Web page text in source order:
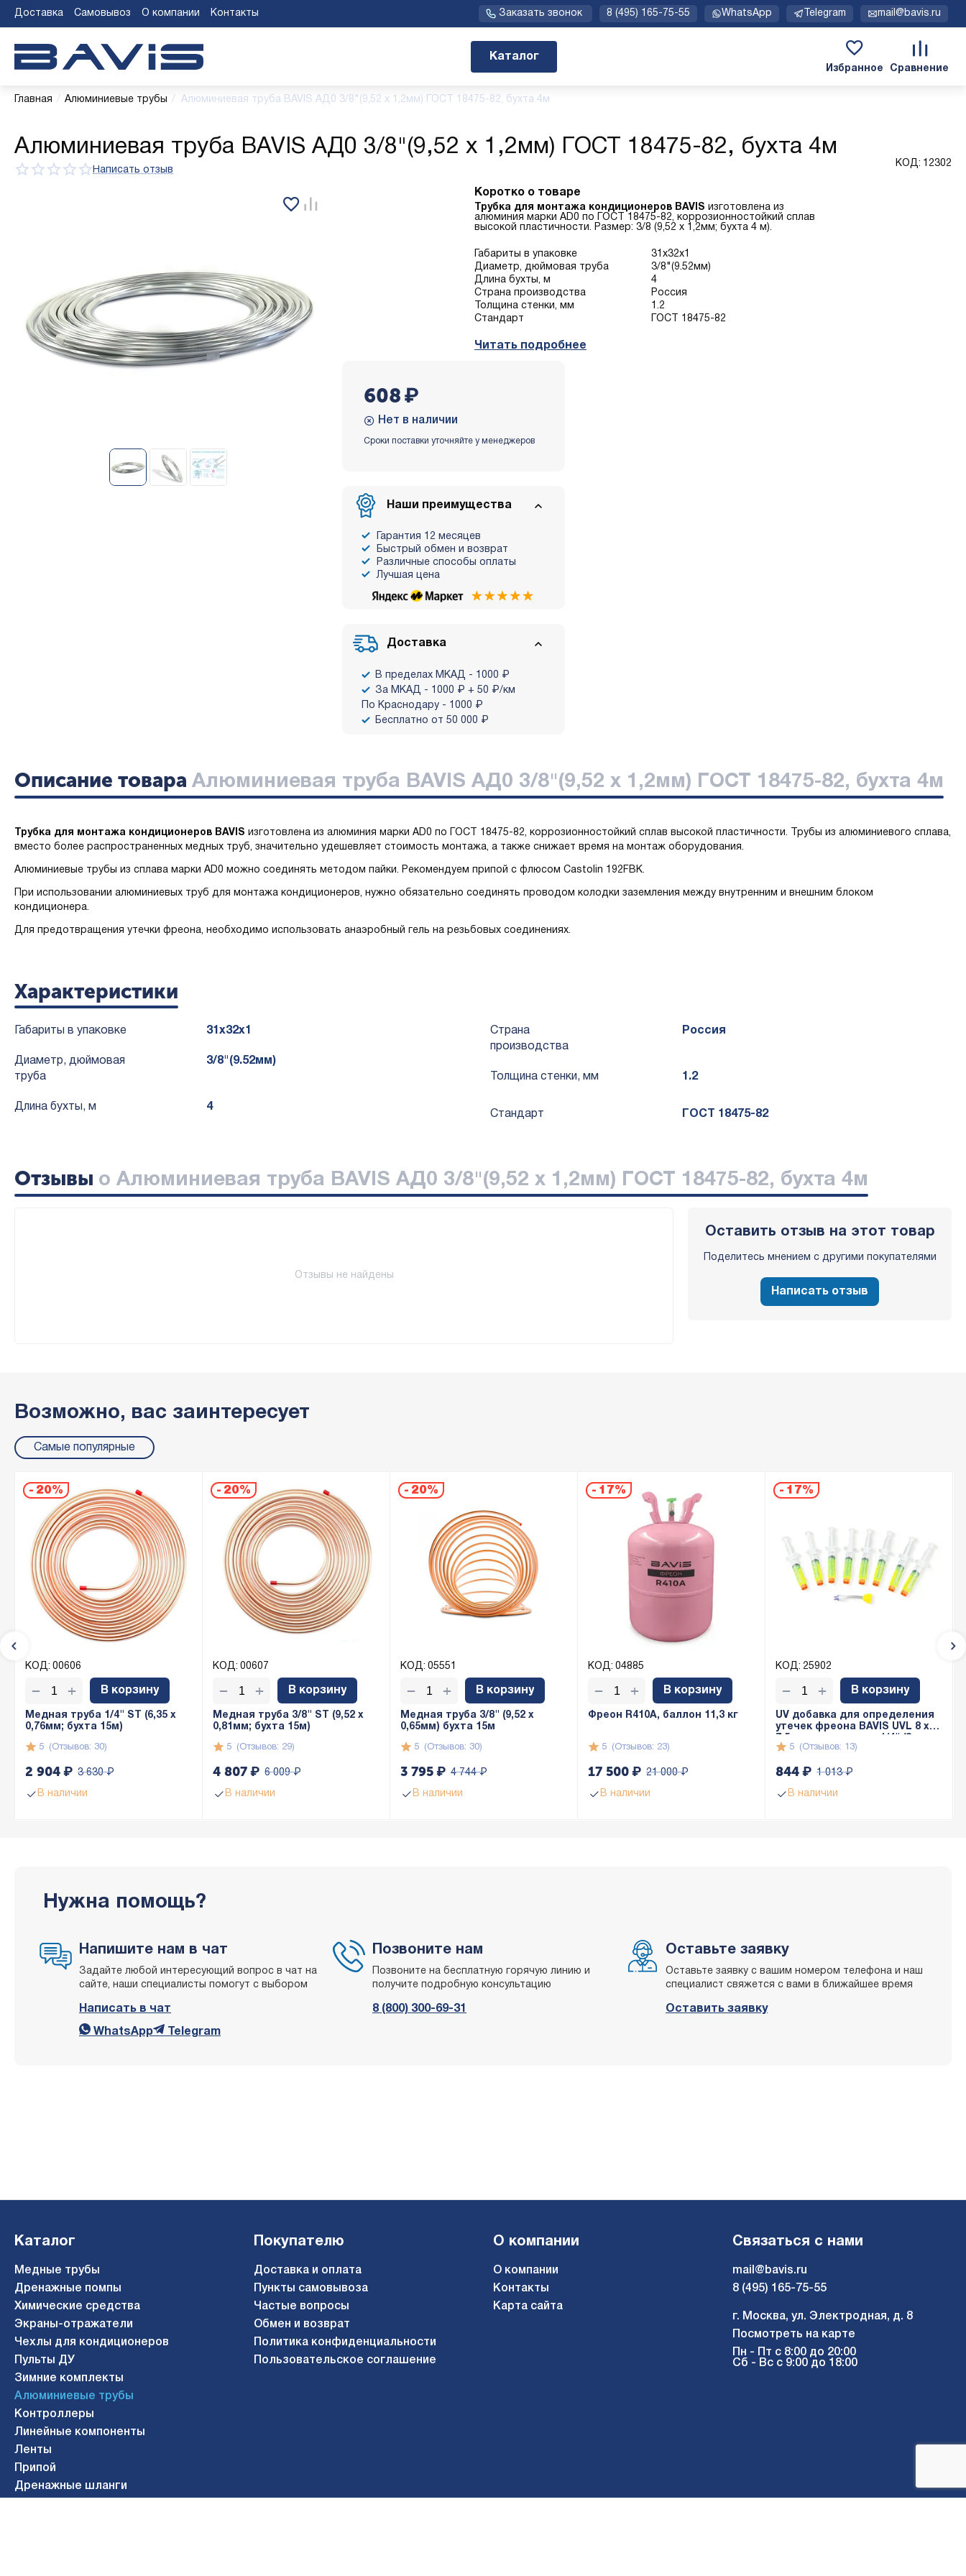
Доставка Самовывоз О компании Контакты Заказать звонок 8 (495) 165-75-55 WhatsApp Telegram mail@bavis.ru
Каталог
Главная / Алюминиевые трубы / Алюминиевая труба BAVIS АД0 3/8"(9,52 х 1,2мм) ГОСТ 18475-82, бухта 4м
Алюминиевая труба BAVIS АД0 3/8"(9,52 х 1,2мм) ГОСТ 18475-82, бухта 4м
КОД: 12302
Написать отзыв
Коротко о товаре
Трубка для монтажа кондиционеров BAVISизготовлена из
алюминия марки AD0 по ГОСТ 18475-82, коррозионностойкий сплав
высокой пластичности. Размер: 3/8 (9,52 х 1,2мм; бухта 4 м).
Габариты в упаковке
31x32x1
Диаметр, дюймовая труба
3/8"(9.52мм)
Длина бухты, м
4
Страна производства
Россия
Толщина стенки, мм
1.2
Стандарт
ГОСТ 18475-82
Читать подробнее
608₽
Нет в наличии
Сроки поставки уточняйте у менеджеров
Наши преимущества
Гарантия 12 месяцев
Быстрый обмен и возврат
Различные способы оплаты
Лучшая цена
Доставка
В пределах МКАД - 1000 ₽
За МКАД - 1000 ₽ + 50 ₽/км
По Краснодару - 1000 ₽
Бесплатно от 50 000 ₽
Описание товара Алюминиевая труба BAVIS АД0 3/8"(9,52 х 1,2мм) ГОСТ 18475-82, бухта 4м
Трубка для монтажа кондиционеров BAVIS изготовлена из алюминия марки AD0 по ГОСТ 18475-82, коррозионностойкий сплав высокой пластичности. Трубы из алюминиевого сплава,
вместо более распространенных медных труб, значительно удешевляет стоимость монтажа, а также снижает время на монтаж оборудования.
Алюминиевые трубы из сплава марки AD0 можно соединять методом пайки. Рекомендуем припой с флюсом Castolin 192FBK.
При использовании алюминиевых труб для монтажа кондиционеров, нужно обязательно соединять проводом колодки заземления между внутренним и внешним блоком
кондиционера.
Для предотвращения утечки фреона, необходимо использовать анаэробный гель на резьбовых соединениях.
Характеристики
Габариты в упаковке 31x32x1
Диаметр, дюймовая
труба
3/8"(9.52мм)
Длина бухты, м 4
Страна
производства
Россия
Толщина стенки, мм 1.2
Стандарт ГОСТ 18475-82
Отзывы о Алюминиевая труба BAVIS АД0 3/8"(9,52 х 1,2мм) ГОСТ 18475-82, бухта 4м
Отзывы не найдены
Оставить отзыв на этот товар
Поделитесь мнением с другими покупателями
Написать отзыв
Возможно, вас заинтересует
Самые популярные
- 20%
КОД: 00606
Медная труба 1/4" ST (6,35 х
0,76мм; бухта 15м)
(Отзывов: 30)
5
В наличии
3 630 ₽
2 904₽
В корзину
+
−
- 20%
КОД: 00607
Медная труба 3/8" ST (9,52 х
0,81мм; бухта 15м)
(Отзывов: 29)
5
В наличии
6 009 ₽
4 807₽
В корзину
+
−
- 20%
КОД: 05551
Медная труба 3/8" (9,52 x
0,65мм) бухта 15м
(Отзывов: 30)
5
В наличии
4 744 ₽
3 795₽
В корзину
+
−
- 17%
КОД: 04885
Фреон R410A, баллон 11,3 кг
(Отзывов: 23)
5
В наличии
21 000 ₽
17 500₽
В корзину
+
−
- 17%
КОД: 25902
UV добавка для определения
утечек фреона BAVIS UVL 8 x
по 7,5мл)(Отзывов: 13)
5
В наличии
1 013 ₽
844₽
В корзину
+
−
Нужна помощь?
Напишите нам в чат
Задайте любой интересующий вопрос в чат на
сайте, наши специалисты помогут с выбором
Написать в чат
WhatsApp Telegram
Позвоните нам
Позвоните на бесплатную горячую линию и
получите подробную консультацию
8 (800) 300-69-31
Оставьте заявку
Оставьте заявку с вашим номером телефона и наш
специалист свяжется с вами в ближайшее время
Оставить заявку
Каталог
Медные трубы
Дренажные помпы
Химические средства
Экраны-отражатели
Чехлы для кондиционеров
Пульты ДУ
Зимние комплекты
Алюминиевые трубы
Контроллеры
Линейные компоненты
Ленты
Припой
Дренажные шланги
Покупателю
Доставка и оплата
Пункты самовывоза
Частые вопросы
Обмен и возврат
Политика конфиденциальности
Пользовательское соглашение
О компании
О компании
Контакты
Карта сайта
Связаться с нами
mail@bavis.ru
8 (495) 165-75-55
г. Москва, ул. Электродная, д. 8
Посмотреть на карте
Пн - Пт с 8:00 до 20:00
Сб - Вс с 9:00 до 18:00